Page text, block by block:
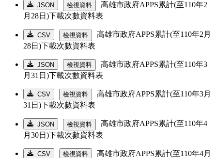
JSON 檢視資料
高雄市政府APPS累計(至110年2
月28日)下載次數資料表
CSV 檢視資料
高雄市政府APPS累計(至110年2月
28日)下載次數資料表
JSON 檢視資料
高雄市政府APPS累計(至110年3
月31日)下載次數資料表
CSV 檢視資料
高雄市政府APPS累計(至110年3月
31日)下載次數資料表
JSON 檢視資料
高雄市政府APPS累計(至110年4
月30日)下載次數資料表
CSV 檢視資料
高雄市政府APPS累計(至110年4月